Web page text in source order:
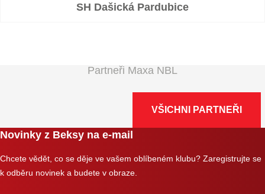
SH Dašická Pardubice
Partneři Maxa NBL
VŠICHNI PARTNEŘI
Novinky z Beksy na e-mail
Chcete vědět, co se děje ve vašem oblíbeném klubu? Zaregistrujte se
k odběru novinek a budete v obraze.